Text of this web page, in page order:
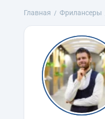
Главная Фрилансеры